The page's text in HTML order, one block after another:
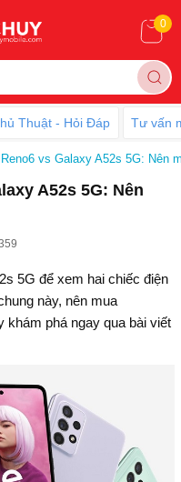
0
Thuật - Hỏi Đáp Tư vấn
vs Galaxy A52s 5G: Nên
A52s 5G: Nên
5G để xem hai chiếc điện
này, nên mua
phá ngay qua bài viết